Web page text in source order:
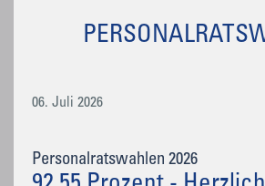
06. Juli 2026
Personalratswahlen 2026